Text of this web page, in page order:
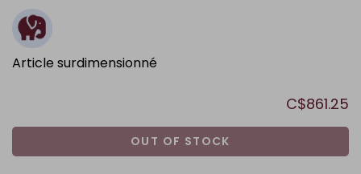
Article surdimensionné
C$861.25
OUT OF STOCK